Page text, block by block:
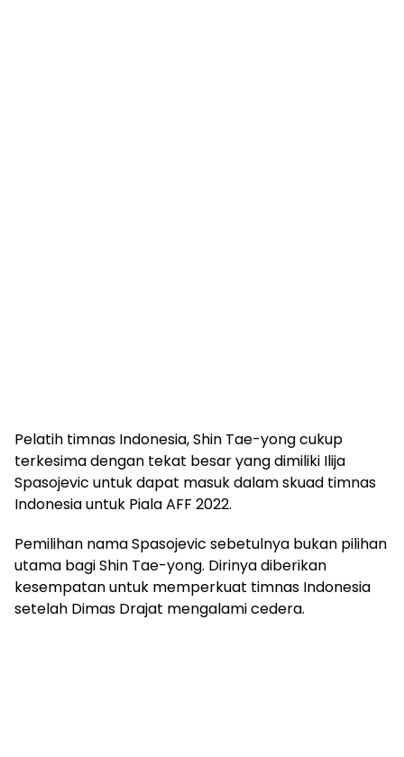
Pelatih timnas Indonesia, Shin Tae-yong cukup
terkesima dengan tekat besar yang dimiliki Ilija
Spasojevic untuk dapat masuk dalam skuad timnas
Indonesia untuk Piala AFF 2022.
Pemilihan nama Spasojevic sebetulnya bukan pilihan
utama bagi Shin Tae-yong. Dirinya diberikan
kesempatan untuk memperkuat timnas Indonesia
setelah Dimas Drajat mengalami cedera.